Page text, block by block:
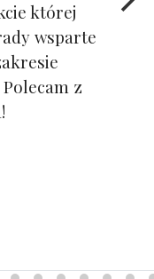
której
wsparte
z